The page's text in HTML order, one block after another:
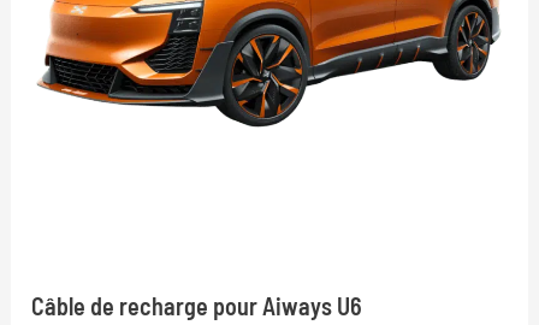
Câble de recharge pour Aiways U6